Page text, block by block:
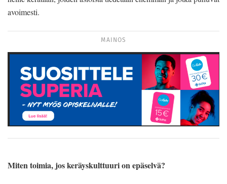
avoimesti.
MAINOS
Miten toimia, jos keräyskulttuuri on epäselvä?